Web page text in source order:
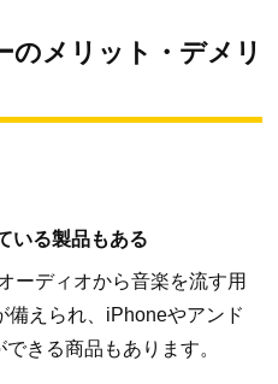
のメリット・デメリ
いる製品もある
ーディオから音楽を流す用
えられ、iPhoneやアンド
きる商品もあります。